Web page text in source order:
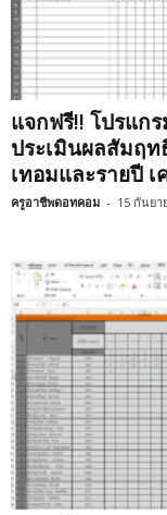
แจกฟรี!! โปรแก
ประเมินผลสัมฤท
เทอมและรายปี
ครูอาชีพดอทคอม - 15 กันยา